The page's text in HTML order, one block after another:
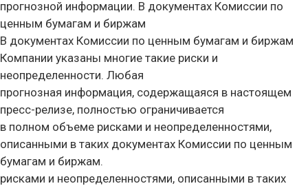
прогнозной информации. В документах Комиссии по
ценным бумагам и биржам
В документах Комиссии по ценным бумагам и биржам
Компании указаны многие такие риски и
неопределенности. Любая
прогнозная информация, содержащаяся в настоящем
пресс-релизе, полностью ограничивается
в полном объеме рисками и неопределенностями,
описанными в таких документах Комиссии по ценным
бумагам и биржам.
рисками и неопределенностями, описанными в таких